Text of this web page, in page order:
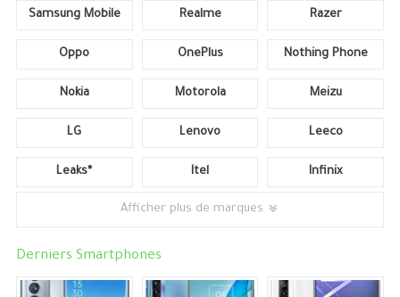
Samsung Mobile Realme Razer
Oppo OnePlus Nothing Phone
Nokia Motorola Meizu
LG Lenovo Leeco
Leaks* Itel Infinix
Afficher plus de marques
Derniers Smartphones